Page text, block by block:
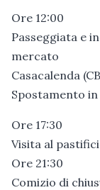
Ore 12:00
Passeggiata e
mercato
Casacalenda
Spostamento
Ore 17:30
Visita al
Ore 21:30
Comizio di